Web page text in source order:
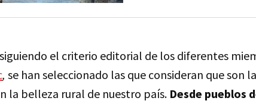
el criterio editorial de los diferentes
, se han seleccionado las que consideran que son
la belleza rural de nuestro país. Desde pueblos